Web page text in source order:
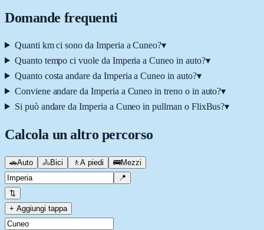
Domande frequenti
Quanti km ci sono da Imperia a Cuneo?▾
Quanto tempo ci vuole da Imperia a Cuneo in auto?▾
Quanto costa andare da Imperia a Cuneo in auto?▾
Conviene andare da Imperia a Cuneo in treno o in auto?▾
Si può andare da Imperia a Cuneo in pullman o FlixBus?▾
Calcola un altro percorso
🚗Auto 🚴Bici 🚶 A piedi 🚌Mezzi
📍
⇅
+ Aggiungi tappa